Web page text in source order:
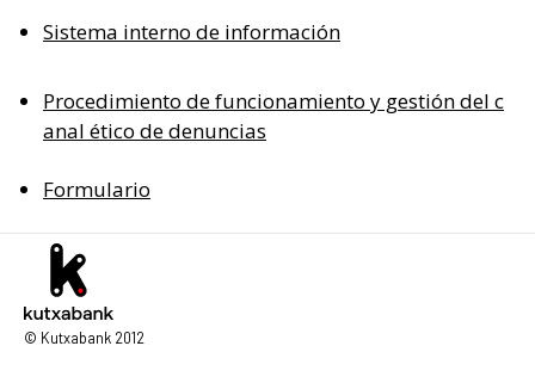
Sistema interno de información
Procedimiento de funcionamiento y gestión del c
anal ético de denuncias
Formulario
© Kutxabank 2012